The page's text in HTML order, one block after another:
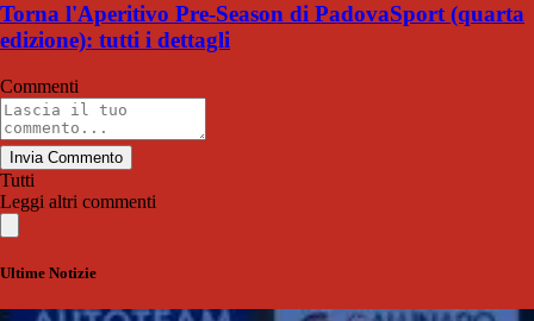
Torna l'Aperitivo Pre-Season di PadovaSport (quarta
edizione): tutti i dettagli
Commenti
Invia Commento
Tutti
Leggi altri commenti
Ultime Notizie